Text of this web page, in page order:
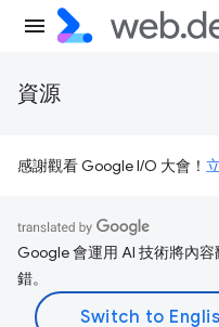
資源
感謝觀看 Google I/O 大會！
Google 會運用 AI 技術將內
錯。